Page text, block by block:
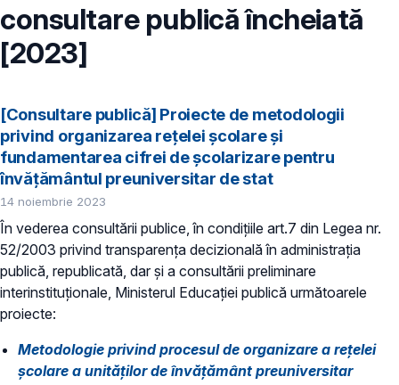
consultare publică încheiată
[2023]
[Consultare publică] Proiecte de metodologii
privind organizarea rețelei școlare și
fundamentarea cifrei de școlarizare pentru
învățământul preuniversitar de stat
14 noiembrie 2023
În vederea consultării publice, în condiţiile art.7 din Legea nr.
52/2003 privind transparenţa decizională în administraţia
publică, republicată, dar și a consultării preliminare
interinstituționale, Ministerul Educaţiei publică următoarele
proiecte:
Metodologie privind procesul de organizare a rețelei
școlare a unităților de învățământ preuniversitar